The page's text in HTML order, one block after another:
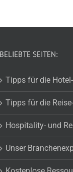
BELIEBTE SEITEN:
Tipps für die
Tipps für die
Hospitality- und
Unser